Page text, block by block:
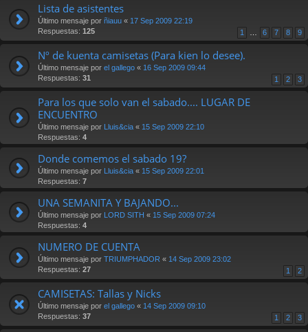
Lista de asistentes
Último mensaje por ñiauu « 17 Sep 2009 22:19
Respuestas: 125 1 6 7 8 9
Nº de kuenta camisetas (Para kien lo desee).
Último mensaje por el gallego « 16 Sep 2009 09:44
Respuestas: 31 1 2 3
Para los que solo van el sabado.... LUGAR DE
ENCUENTRO
Último mensaje por Lluis&cia « 15 Sep 2009 22:10
Respuestas: 4
Donde comemos el sabado 19?
Último mensaje por Lluis&cia « 15 Sep 2009 22:01
Respuestas: 7
UNA SEMANITA Y BAJANDO...
Último mensaje por LORD SITH « 15 Sep 2009 07:24
Respuestas: 4
NUMERO DE CUENTA
Último mensaje por TRIUMPHADOR « 14 Sep 2009 23:02
Respuestas: 27 1 2
CAMISETAS: Tallas y Nicks
Último mensaje por el gallego « 14 Sep 2009 09:10
Respuestas: 37 1 2 3